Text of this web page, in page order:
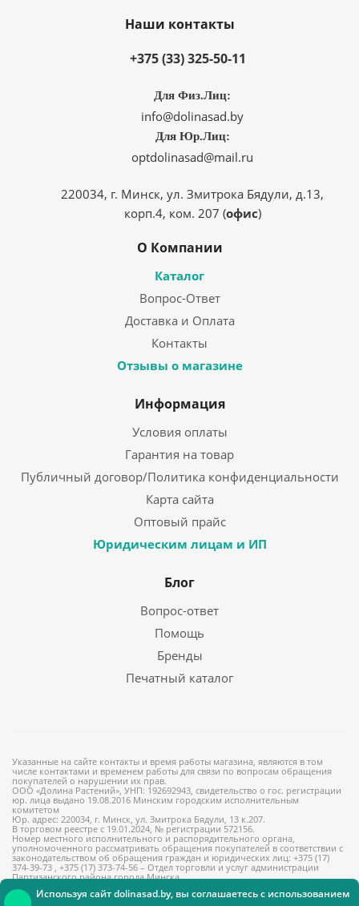
Используя сайт dolinasad.by, вы соглашаетесь с использованием
Наши контакты
+375 (33) 325-50-11
Для Физ.Лиц:
info@dolinasad.by
Для Юр.Лиц:
optdolinasad@mail.ru
220034, г. Минск, ул. Змитрока Бядули, д.13,
корп.4, ком. 207 (офис)
О Компании
Каталог
Вопрос-Ответ
Доставка и Оплата
Контакты
Отзывы о магазине
Информация
Условия оплаты
Гарантия на товар
Публичный договор/Политика конфиденциальности
Карта сайта
Оптовый прайс
Юридическим лицам и ИП
Блог
Вопрос-ответ
Помощь
Бренды
Печатный каталог
Указанные на сайте контакты и время работы магазина, являются в том
числе контактами и временем работы для связи по вопросам обращения
покупателей о нарушении их прав.
ООО «Долина Растений», УНП: 192692943, свидетельство о гос. регистрации
юр. лица выдано 19.08.2016 Минским городским исполнительным
комитетом
Юр. адрес: 220034, г. Минск, ул. Змитрока Бядули, 13 к.207.
В торговом реестре с 19.01.2024, № регистрации 572156.
Номер местного исполнительного и распорядительного органа,
уполномоченного рассматривать обращения покупателей в соответствии с
законодательством об обращения граждан и юридических лиц: +375 (17)
374-39-73 , +375 (17) 373-74-56 – Отдел торговли и услуг администрации
Партизанского района города Минска